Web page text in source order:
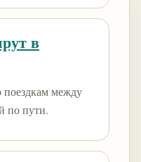
в
поездкам между
по пути.